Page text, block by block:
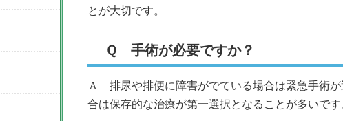
とが大切です。
Ｑ 手術が必要ですか？
Ａ 排尿や排便に障害がでている場合は緊急手術
合は保存的な治療が第一選択となることが多いです